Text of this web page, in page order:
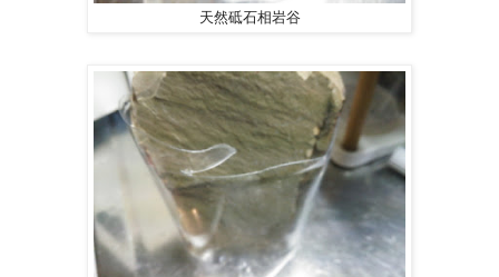
天然砥石相岩谷